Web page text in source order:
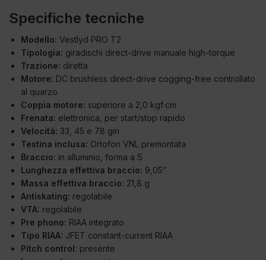
Specifiche tecniche
Modello: Vestlyd PRO T2
Tipologia: giradischi direct-drive manuale high-torque
Trazione: diretta
Motore: DC brushless direct-drive cogging-free controllato
al quarzo
Coppia motore: superiore a 2,0 kgf·cm
Frenata: elettronica, per start/stop rapido
Velocità: 33, 45 e 78 giri
Testina inclusa: Ortofon VNL premontata
Braccio: in alluminio, forma a S
Lunghezza effettiva braccio: 9,05”
Massa effettiva braccio: 21,8 g
Antiskating: regolabile
VTA: regolabile
Pre phono: RIAA integrato
Tipo RIAA: JFET constant-current RIAA
Pitch control: presente